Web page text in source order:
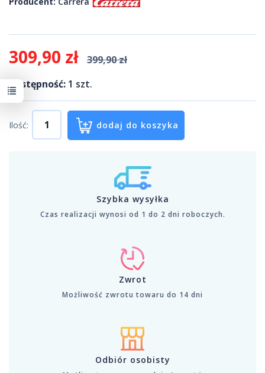
309,90 zł
399,90 zł
Dostępność: 1 szt.
Ilość: dodaj do koszyka
Szybka wysyłka
Czas realizacji wynosi od 1 do 2 dni roboczych.
Zwrot
Możliwość zwrotu towaru do 14 dni
Odbiór osobisty